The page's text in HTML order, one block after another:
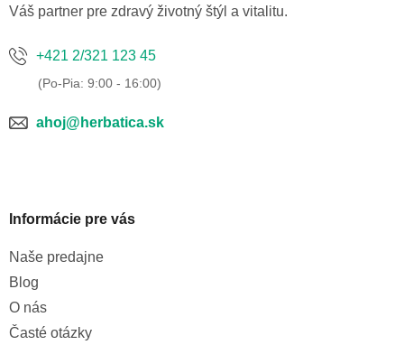
r
Váš partner pre zdravý životný štýl a vitalitu.
+421 2/321 123 45
ahoj@herbatica.sk
Informácie pre vás
Naše predajne
Blog
O nás
Časté otázky